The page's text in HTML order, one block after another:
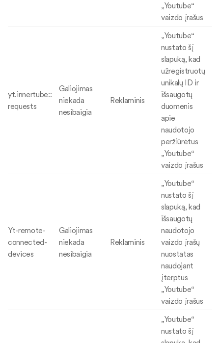
„Youtube“
vaizdo įrašus
yt.innertube::
requests
Galiojimas
niekada
nesibaigia
Reklaminis
„Youtube“
nustato šį
slapuką, kad
užregistruotų
unikalų ID ir
išsaugotų
duomenis
apie
naudotojo
peržiūrėtus
„Youtube“
vaizdo įrašus
Yt-remote-
connected-
devices
Galiojimas
niekada
nesibaigia
Reklaminis
„Youtube“
nustato šį
slapuką, kad
išsaugotų
naudotojo
vaizdo įrašų
nuostatas
naudojant
įterptus
„Youtube“
vaizdo įrašus
„Youtube“
nustato šį